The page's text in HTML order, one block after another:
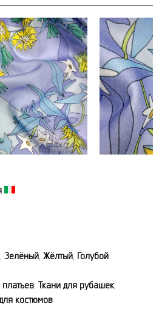
Зелёный Жёлтый Голубой
платьев Ткани для рубашек
костюмов